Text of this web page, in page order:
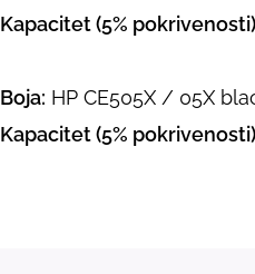
Kapacitet (5%
Boja: HP CE505X / 05X
Kapacitet (5%